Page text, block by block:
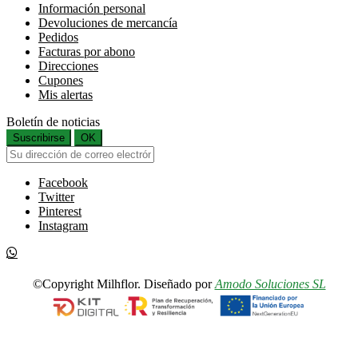
Información personal
Devoluciones de mercancía
Pedidos
Facturas por abono
Direcciones
Cupones
Mis alertas
Boletín de noticias
Suscribirse OK
Facebook
Twitter
Pinterest
Instagram
©Copyright Milhflor. Diseñado porAmodo Soluciones SL